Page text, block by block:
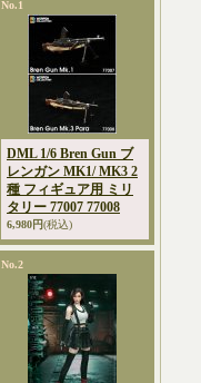
No.1
DML 1/6 Bren Gun ブ
レンガン MK1/ MK3 2
種 フィギュア用 ミリ
タリー 77007 77008
6,980円(税込)
No.2